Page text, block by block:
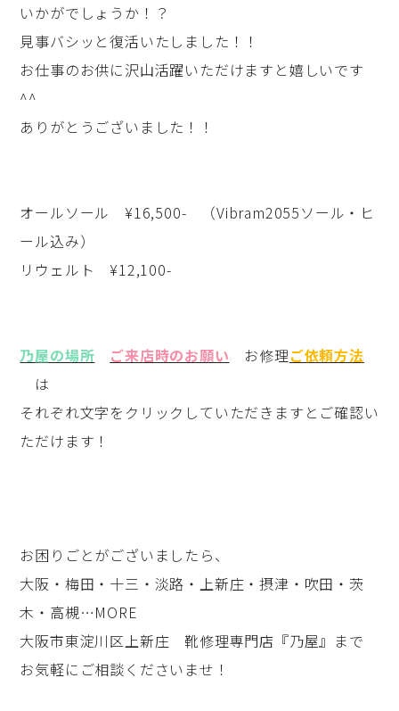
いかがでしょうか！？
見事バシッと復活いたしました！！
お仕事のお供に沢山活躍いただけますと嬉しいです
^^
ありがとうございました！！
オールソール ¥16,500- （Vibram2055ソール・ヒ
ール込み）
リウェルト ¥12,100-
乃屋の場所 ご来店時のお願い お修理ご依頼方法
は
それぞれ文字をクリックしていただきますとご確認い
ただけます！
お困りごとがございましたら、
大阪・梅田・十三・淡路・上新庄・摂津・吹田・茨
木・高槻…MORE
大阪市東淀川区上新庄 靴修理専門店『乃屋』まで
お気軽にご相談くださいませ！